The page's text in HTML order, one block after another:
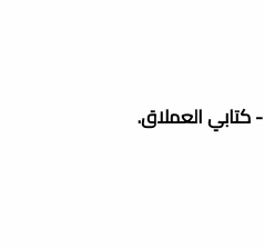
العملاق.